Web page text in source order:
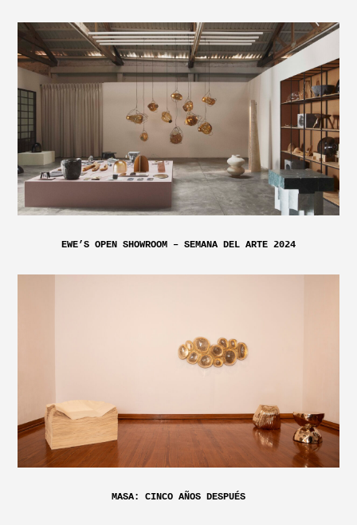
EWE’S OPEN SHOWROOM – SEMANA DEL ARTE 2024
MASA: CINCO AÑOS DESPUÉS